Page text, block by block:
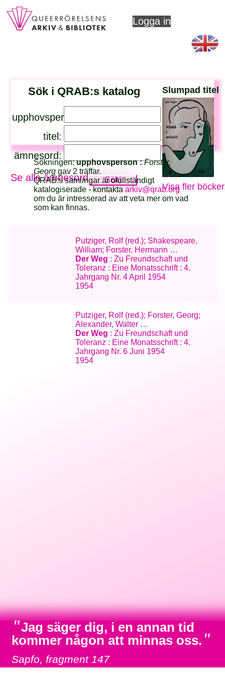
Logga in
Sök i QRAB:s katalog
upphovsperson:
titel:
ämnesord:
Se alla ämnesord
Slumpad titel
Visa fler
Sökningen:upphovsperson :Forster,
Georg gav 2 träffar.
QRAB:s samlingar är ofullständigt
katalogiserade - kontaktaarkiv@qrab.org
om du är intresserad av att veta mer om vad
som kan finnas.
Putziger, Rolf (red.); Shakespeare,
William; Forster, Hermann …
Der Weg : Zu Freundschaft und
Toleranz : Eine Monatsschrift : 4.
Jahrgang Nr. 4 April 1954
1954
Putziger, Rolf (red.); Forster, Georg;
Alexander, Walter …
Der Weg : Zu Freundschaft und
Toleranz : Eine Monatsschrift : 4.
Jahrgang Nr. 6 Juni 1954
1954
"Jag säger dig, i en annan tid
kommer någon att minnas oss. "
Sapfo, fragment 147